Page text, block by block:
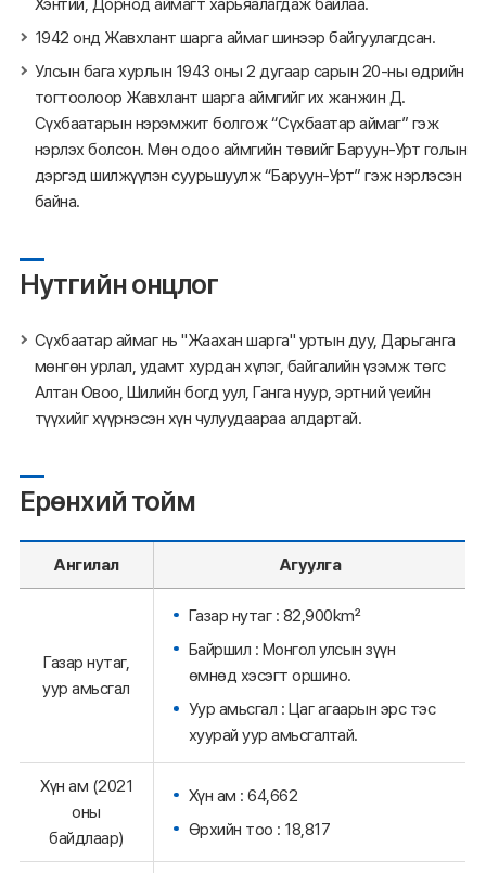
1942 онд Жавхлант шарга аймаг шинээр байгуулагдсан.
Улсын бага хурлын 1943 оны 2 дугаар сарын 20-ны өдрийн
тогтоолоор Жавхлант шарга аймгийг их жанжин Д.
Сүхбаатарын нэрэмжит болгож “Сүхбаатар аймаг” гэж
нэрлэх болсон. Мөн одоо аймгийн төвийг Баруун-Урт голын
дэргэд шилжүүлэн суурьшуулж “Баруун-Урт” гэж нэрлэсэн
байна.
Нутгийн онцлог
Сүхбаатар аймаг нь "Жаахан шарга" уртын дуу, Дарьганга
мөнгөн урлал, удамт хурдан хүлэг, байгалийн үзэмж төгс
Алтан Овоо, Шилийн богд уул, Ганга нуур, эртний үеийн
түүхийг хүүрнэсэн хүн чулуудаараа алдартай.
Ерөнхий тойм
Ангилал Агуулга
Газар нутаг,
уур амьсгал
Газар нутаг : 82,900km²
Байршил : Монгол улсын зүүн
өмнөд хэсэгт оршино.
Уур амьсгал : Цаг агаарын эрс тэс
хуурай уур амьсгалтай.
Хүн ам (2021
оны
байдлаар)
Хүн ам : 64,662
Өрхийн тоо : 18,817